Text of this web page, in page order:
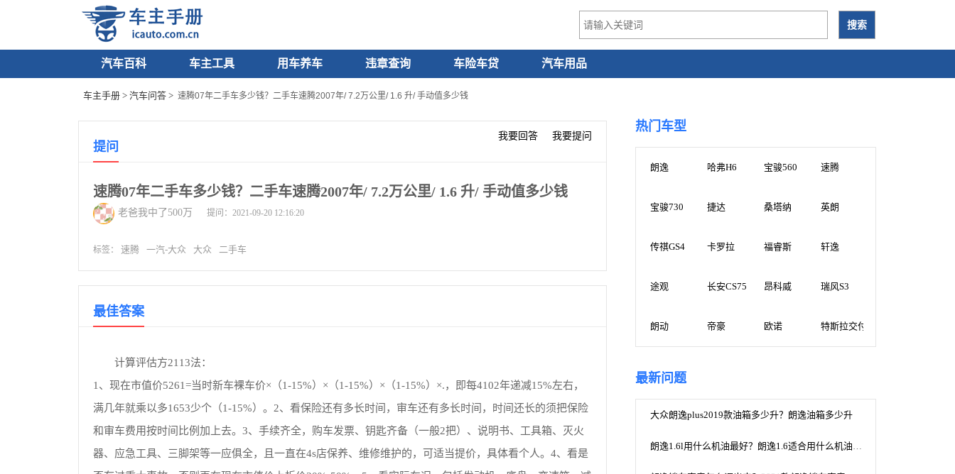
汽车百科 车主工具 用车养车 违章查询 车险车贷 汽车用品
车主手册 > 汽车问答 > 速腾07年二手车多少钱？二手车速腾2007年/ 7.2万公里/ 1.6 升/ 手动值多少钱
提问
我要提问
我要回答
速腾07年二手车多少钱？二手车速腾2007年/ 7.2万公里/ 1.6 升/ 手动值多少钱
老爸我中了500万 提问：2021-09-20 12:16:20
标签： 速腾 一汽-大众 大众 二手车
最佳答案
计算评估方2113法：
1、现在市值价5261=当时新车裸车价×（1-15%）×（1-15%）×（1-15%）×.，即每4102年递减15%左右，
满几年就乘以多1653少个（1-15%）。2、看保险还有多长时间，审车还有多长时间，时间还长的须把保险
和审车费用按时间比例加上去。3、手续齐全，购车发票、钥匙齐备（一般2把）、说明书、工具箱、灭火
器、应急工具、三脚架等一应俱全，且一直在4s店保养、维修维护的，可适当提价，具体看个人。4、看是
热门车型
朗逸 哈弗H6 宝骏560 速腾
宝骏730 捷达 桑塔纳 英朗
传祺GS4 卡罗拉 福睿斯 轩逸
途观 长安CS75 昂科威 瑞风S3
朗动 帝豪 欧诺 特斯拉交付进度查询
最新问题
大众朗逸plus2019款油箱多少升？朗逸油箱多少升
朗逸1.6l用什么机油最好？朗逸1.6适合用什么机油？求推荐。